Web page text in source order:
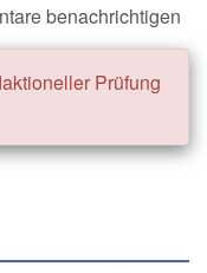
benachrichtigen
Prüfung